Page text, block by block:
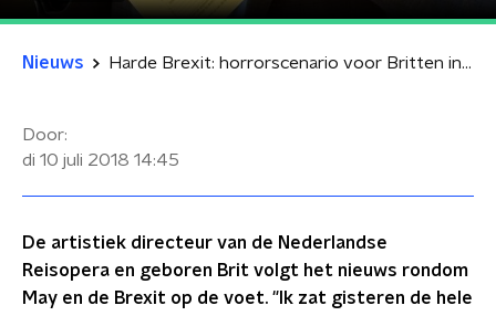
Nieuws Harde Brexit: horrorscenario voor Britten in Nederland
Door:
di 10 juli 2018 14:45
De artistiek directeur van de Nederlandse
Reisopera en geboren Brit volgt het nieuws rondom
May en de Brexit op de voet. "Ik zat gisteren de hele